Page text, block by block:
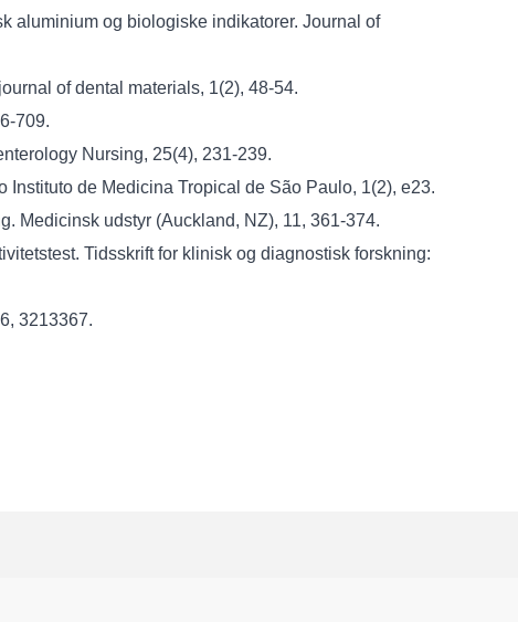
aluminium og biologiske indikatorer. Journal of
of dental materials, 1(2), 48-54.
709.
Nursing, 25(4), 231-239.
de Medicina Tropical de São Paulo, 1(2), e23.
Medicinsk udstyr (Auckland, NZ), 11, 361-374.
Tidsskrift for klinisk og diagnostisk forskning:
3213367.